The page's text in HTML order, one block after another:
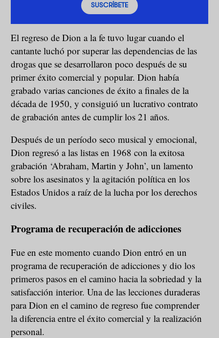
SUSCRÍBETE
El regreso de Dion a la fe tuvo lugar cuando el
cantante luchó por superar las dependencias de las
drogas que se desarrollaron poco después de su
primer éxito comercial y popular. Dion había
grabado varias canciones de éxito a finales de la
década de 1950, y consiguió un lucrativo contrato
de grabación antes de cumplir los 21 años.
Después de un período seco musical y emocional,
Dion regresó a las listas en 1968 con la exitosa
grabación ‘Abraham, Martin y John’, un lamento
sobre los asesinatos y la agitación política en los
Estados Unidos a raíz de la lucha por los derechos
civiles.
Programa de recuperación de adicciones
Fue en este momento cuando Dion entró en un
programa de recuperación de adicciones y dio los
primeros pasos en el camino hacia la sobriedad y la
satisfacción interior. Una de las lecciones duraderas
para Dion en el camino de regreso fue comprender
la diferencia entre el éxito comercial y la realización
personal.